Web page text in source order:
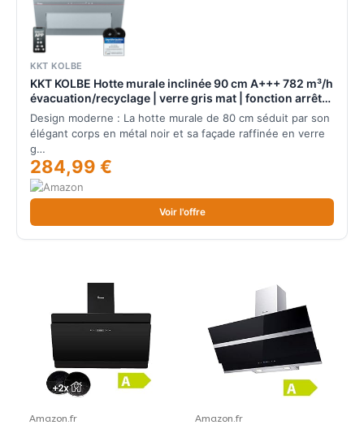
KKT KOLBE
KKT KOLBE Hotte murale inclinée 90 cm A+++ 782 m³/h
évacuation/recyclage | verre gris mat | fonction arrêt
différé | Smart WiFi App WLAN | commandes
SensorTouch | éclairage LED RGBW | PLOOM9005G
Design moderne : La hotte murale de 80 cm séduit par son
élégant corps en métal noir et sa façade raffinée en verre
g…
284,99 €
Voir l'offre
Amazon.fr Amazon.fr